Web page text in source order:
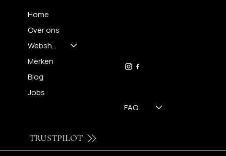
Home
Over ons
Webshop
Merken
Blog
Jobs
FAQ
TRUSTPILOT